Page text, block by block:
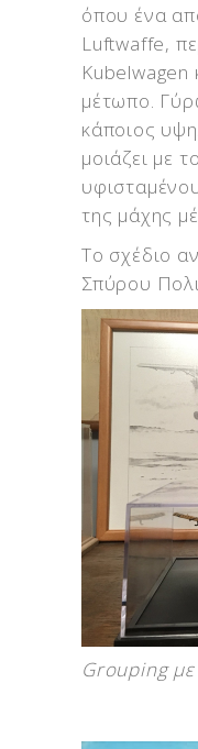
όπου ένα
Luftwaffe,
Kubelwagen
μέτωπο.
κάποιος
μοιάζει με
της μάχης
Το σχέδιο
Σπύρου
Grouping με